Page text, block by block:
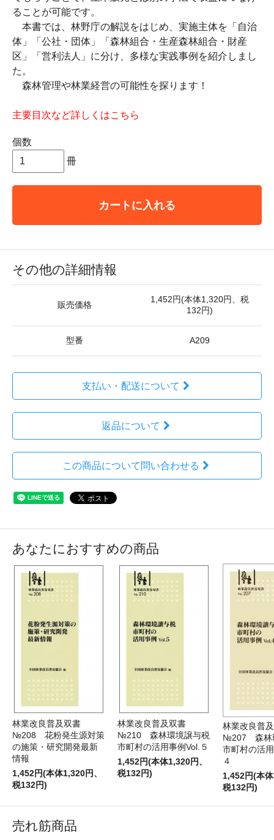
ることが可能です。
本書では、林野庁の解説をはじめ、実施主体を「自治
体」「公社・団体」「森林組合・生産森林組合・財産
区」「営利法人」に分け、多様な実践事例を紹介しまし
た。
森林管理や林業経営の可能性を探ります！
主要目次など詳しくはこちら
個数
冊
カートに入れる
その他の詳細情報
販売価格
1,452円(本体1,320円、税
132円)
型番 A209
支払い・配送について
返品について
この商品について問い合わせる
あなたにおすすめの商品
林業改良普及双書
№208 花粉発生源対策
の施策・研究開発最新
情報
1,452円(本体1,320円、
税132円)
林業改良普及双書
№210 森林環境譲与税
市町村の活用事例Vol.５
1,452円(本体1,320円、
税132円)
林業改良普
№207 森林
市町村の活
４
1,452円(本
税132円)
売れ筋商品